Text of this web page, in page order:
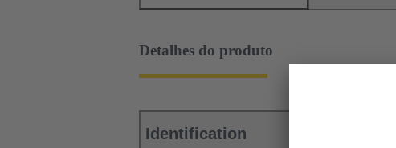
Detalhes do produto
Identification